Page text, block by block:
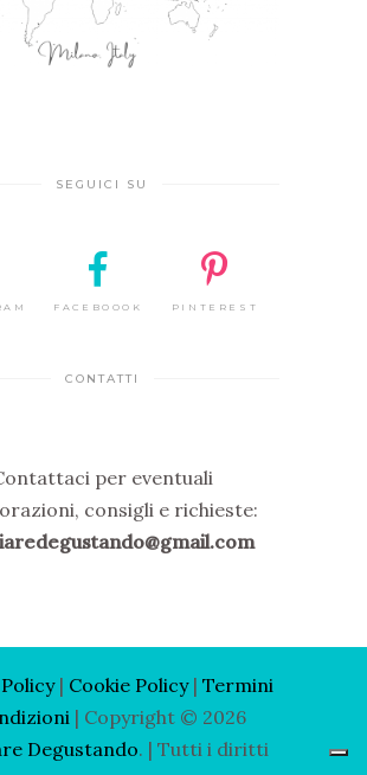
SEGUICI SU
FACEBOOOK PINTEREST
CONTATTI
per eventuali
consigli e richieste:
| Cookie Policy| Termini
| Copyright © 2026
Degustando. | Tutti i diritti